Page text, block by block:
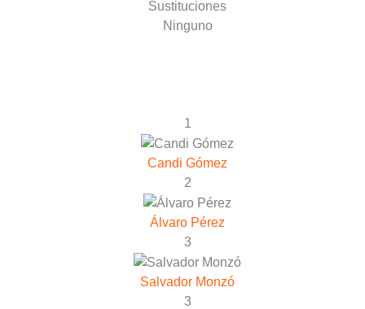
Sustituciones
Ninguno
1
Candi Gómez
2
Álvaro Pérez
3
Salvador Monzó
3